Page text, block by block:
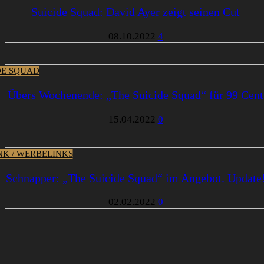
Suicide Squad: David Ayer zeigt seinen Cut
08.10.2022 4
SQUAD
Übers Wochenende: „The Suicide Squad“ für 99 Cent
15.04.2022 0
/ WERBELINKS
Schnapper: „The Suicide Squad“ im Angebot.
02.02.2022 0